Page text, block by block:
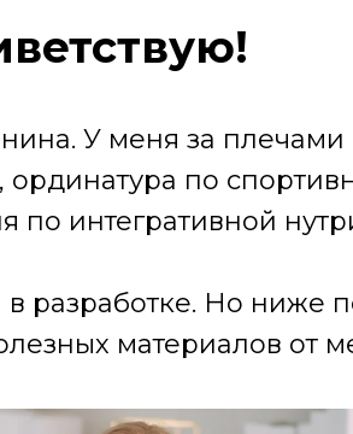
У меня за плечами
по
по интегративной
в разработке. Но ниже
материалов от